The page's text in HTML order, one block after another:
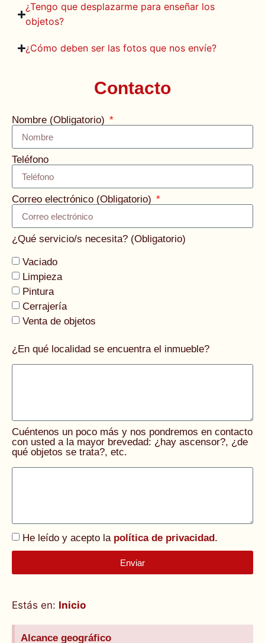
¿Tengo que desplazarme para enseñar los
objetos?
¿Cómo deben ser las fotos que nos envíe?
Contacto
Nombre (Obligatorio)
Teléfono
Correo electrónico (Obligatorio)
¿Qué servicio/s necesita? (Obligatorio)
Vaciado
Limpieza
Pintura
Cerrajería
Venta de objetos
¿En qué localidad se encuentra el inmueble?
Cuéntenos un poco más y nos pondremos en contacto
con usted a la mayor brevedad: ¿hay ascensor?, ¿de
qué objetos se trata?, etc.
He leído y acepto la política de privacidad.
Enviar
Estás en: Inicio
Alcance geográfico